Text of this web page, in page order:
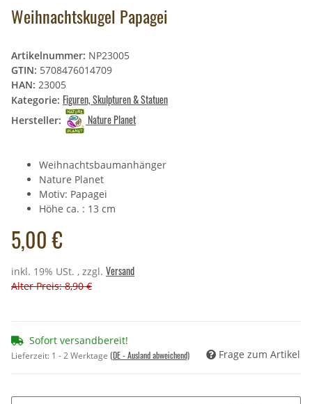
Weihnachtskugel Papagei
Artikelnummer: NP23005
GTIN: 5708476014709
HAN: 23005
Kategorie: Figuren, Skulpturen & Statuen
Hersteller: Nature Planet
Weihnachtsbaumanhänger
Nature Planet
Motiv: Papagei
Höhe ca. : 13 cm
5,00 €
inkl. 19% USt. , zzgl. Versand
Alter Preis: 8,90 €
Sofort versandbereit!
Lieferzeit: 1 - 2 Werktage (DE - Ausland abweichend) Frage zum Artikel